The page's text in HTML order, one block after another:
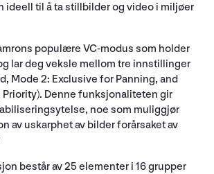
ideell til å ta stillbilder og video i miljøer
populære VC-modus som holder
lar deg veksle mellom tre innstillinger
Mode 2: Exclusive for Panning, and
Priority). Denne funksjonaliteten gir
noe som muliggjør
av uskarphet av bilder forårsaket av
består av 25 elementer i 16 grupper